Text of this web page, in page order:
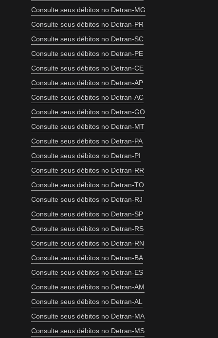
Consulte seus débitos no Detran-MG
Consulte seus débitos no Detran-PR
Consulte seus débitos no Detran-SC
Consulte seus débitos no Detran-PE
Consulte seus débitos no Detran-CE
Consulte seus débitos no Detran-AP
Consulte seus débitos no Detran-AC
Consulte seus débitos no Detran-GO
Consulte seus débitos no Detran-MT
Consulte seus débitos no Detran-PA
Consulte seus débitos no Detran-PI
Consulte seus débitos no Detran-RR
Consulte seus débitos no Detran-TO
Consulte seus débitos no Detran-RJ
Consulte seus débitos no Detran-SP
Consulte seus débitos no Detran-RS
Consulte seus débitos no Detran-RN
Consulte seus débitos no Detran-BA
Consulte seus débitos no Detran-ES
Consulte seus débitos no Detran-AM
Consulte seus débitos no Detran-AL
Consulte seus débitos no Detran-MA
Consulte seus débitos no Detran-MS